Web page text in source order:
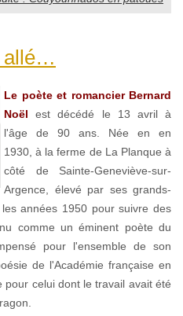
allé…
Le poète et romancier Bernard
Noël
est décédé le 13 avril à
l'âge de 90 ans. Née en en
1930, à la ferme de La Planque à
côté de Sainte-Geneviève-sur-
Argence, élevé par ses grands-
années 1950 pour suivre des
comme un éminent poète du
pour l'ensemble de son
de l'Académie française en
pour celui dont le travail avait été